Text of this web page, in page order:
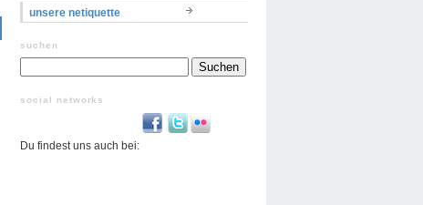
unsere netiquette
suchen
social networks
Du findest uns auch bei: